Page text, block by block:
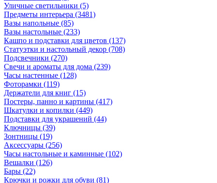
Уличные светильники (5)
Предметы интерьера (3481)
Вазы напольные (85)
Вазы настольные (233)
Кашпо и подставки для цветов (137)
Статуэтки и настольный декор (708)
Подсвечники (270)
Свечи и ароматы для дома (239)
Часы настенные (128)
Фоторамки (119)
Держатели для книг (15)
Постеры, панно и картины (417)
Шкатулки и копилки (449)
Подставки для украшений (44)
Ключницы (39)
Зонтницы (19)
Аксессуары (256)
Часы настольные и каминные (102)
Вешалки (126)
Бары (22)
Крючки и рожки для обуви (81)